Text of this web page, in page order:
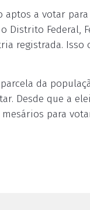
aptos a votar
Distrito Federal,
registrada. Isso
da
Desde que a
para